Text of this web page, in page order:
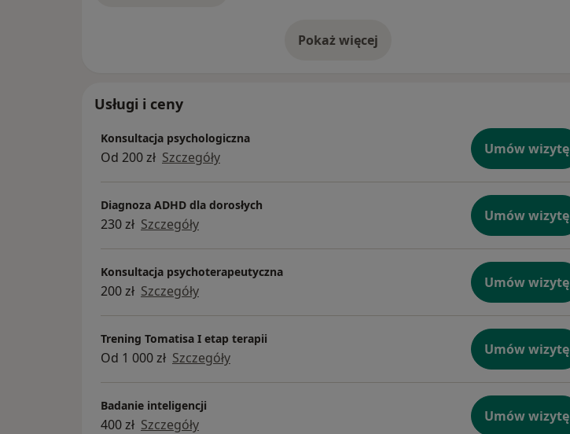
sobą — moim zadaniem jest pomóc ten potencjał odnaleźć i wzmocnić.
Pokaż więcejo doświadczeniu
Usługi i ceny
Konsultacja psychologiczna
Od 200 zł Szczegóły Umów wizytę
Diagnoza ADHD dla dorosłych
230 zł Szczegóły Umów wizytę
Konsultacja psychoterapeutyczna
200 zł Szczegóły Umów wizytę
Trening Tomatisa I etap terapii
Od 1 000 zł Szczegóły Umów wizytę
Badanie inteligencji
400 zł Szczegóły Umów wizytę